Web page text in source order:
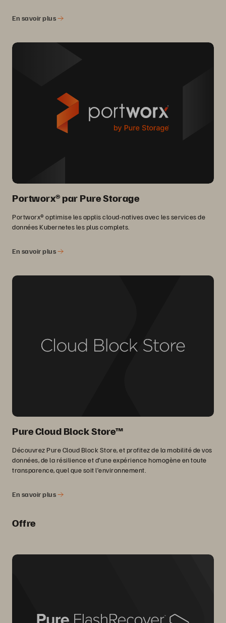
En savoir plus
Portworx® par Pure Storage
Portworx® optimise les applis cloud-natives avec les services de
données Kubernetes les plus complets.
En savoir plus
Pure Cloud Block Store™
Découvrez Pure Cloud Block Store, et profitez de la mobilité de vos
données, de la résilience et d’une expérience homogène en toute
transparence, quel que soit l’environnement.
En savoir plus
Offre